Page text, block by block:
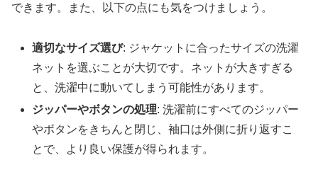
できます。また、以下の点にも気をつけましょう。
適切なサイズ選び: ジャケットに合ったサイズの洗濯
ネットを選ぶことが大切です。ネットが大きすぎる
と、洗濯中に動いてしまう可能性があります。
ジッパーやボタンの処理: 洗濯前にすべてのジッパー
やボタンをきちんと閉じ、袖口は外側に折り返すこ
とで、より良い保護が得られます。